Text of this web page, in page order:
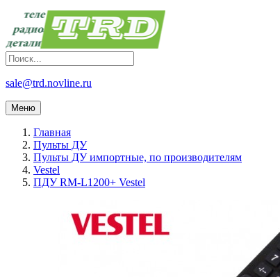
sale@trd.novline.ru
Меню
Главная
Пульты ДУ
Пульты ДУ импортные, по производителям
Vestel
ПДУ RM-L1200+ Vestel